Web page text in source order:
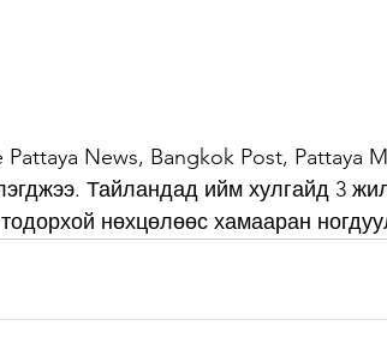
News, Bangkok Post, Pattaya
Тайландад ийм хулгайд 3
нөхцөлөөс хамааран